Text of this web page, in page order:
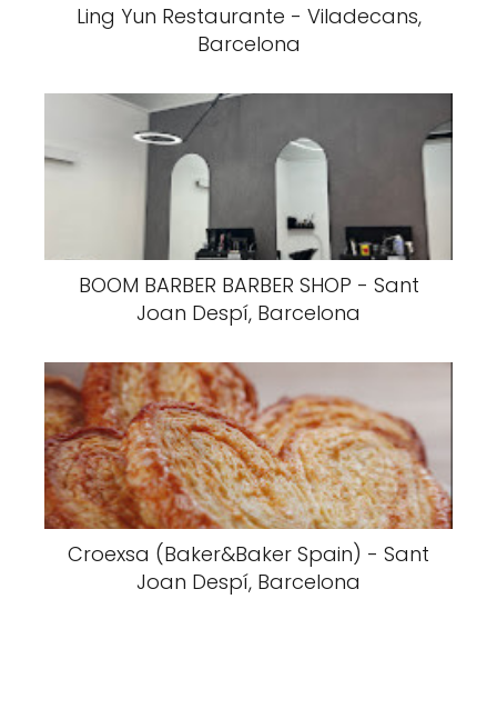
Ling Yun Restaurante - Viladecans,
Barcelona
BOOM BARBER BARBER SHOP - Sant
Joan Despí, Barcelona
Croexsa (Baker&Baker Spain) - Sant
Joan Despí, Barcelona